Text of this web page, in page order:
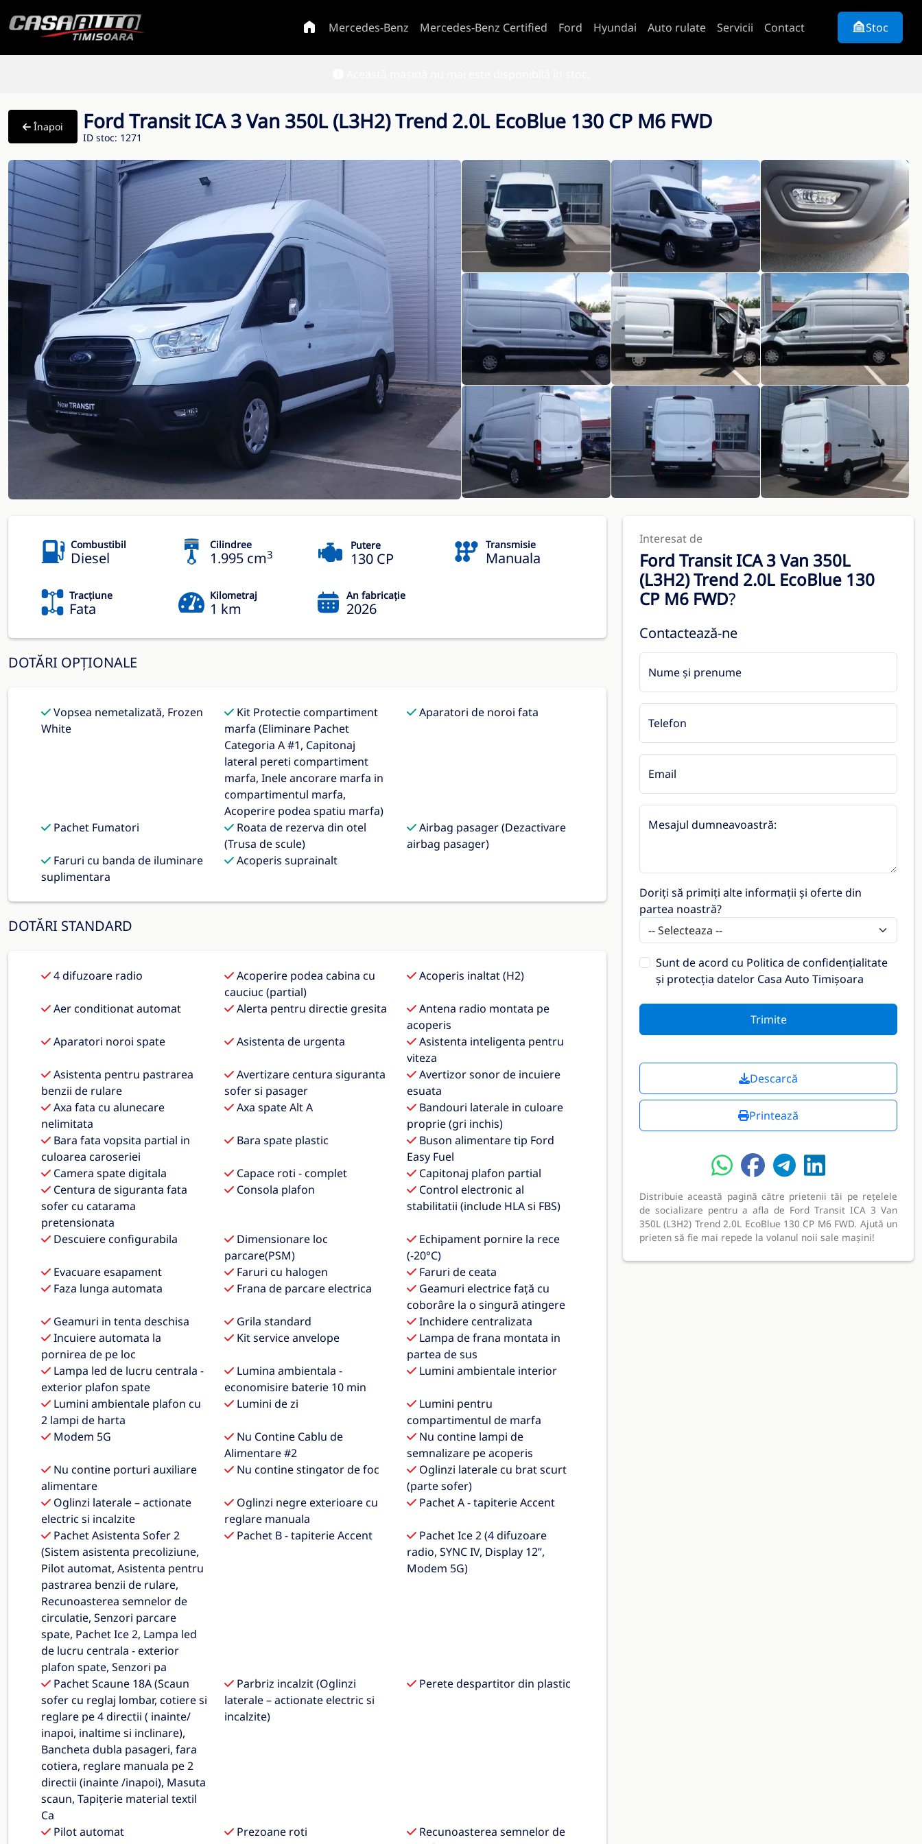
Mercedes-Benz Mercedes-Benz Certified Ford Hyundai Auto rulate Servicii Contact Stoc
Înapoi Ford Transit ICA 3 Van 350L (L3H2) Trend 2.0L EcoBlue 130 CP M6 FWD
ID stoc: 1271
Combustibil
Diesel
Cilindree
1.995 cm3
Putere
130 CP
Transmisie
Manuala
Tracțiune
Fata
Kilometraj
1 km
An fabricație
2026
DOTĂRI OPȚIONALE
Vopsea nemetalizată, Frozen
White
Kit Protectie compartiment
marfa (Eliminare Pachet
Categoria A #1, Capitonaj
lateral pereti compartiment
marfa, Inele ancorare marfa in
compartimentul marfa,
Acoperire podea spatiu marfa)
Aparatori de noroi fata
Pachet Fumatori
Roata de rezerva din otel
(Trusa de scule)
Airbag pasager (Dezactivare
airbag pasager)
Faruri cu banda de iluminare
suplimentara
Acoperis suprainalt
DOTĂRI STANDARD
4 difuzoare radio
Acoperire podea cabina cu
cauciuc (partial)
Acoperis inaltat (H2)
Aer conditionat automat Alerta pentru directie gresita
Antena radio montata pe
acoperis
Aparatori noroi spate
Asistenta de urgenta
Asistenta inteligenta pentru
viteza
Asistenta pentru pastrarea
benzii de rulare
Avertizare centura siguranta
sofer si pasager
Avertizor sonor de incuiere
esuata
Axa fata cu alunecare
nelimitata
Axa spate Alt A
Bandouri laterale in culoare
proprie (gri inchis)
Bara fata vopsita partial in
culoarea caroseriei
Bara spate plastic
Buson alimentare tip Ford
Easy Fuel
Camera spate digitala
Capace roti - complet
Capitonaj plafon partial
Centura de siguranta fata
sofer cu catarama
pretensionata
Consola plafon
Control electronic al
stabilitatii (include HLA si FBS)
Descuiere configurabila
Dimensionare loc
parcare(PSM)
Echipament pornire la rece
(-20°C)
Evacuare esapament
Faruri cu halogen
Faruri de ceata
Faza lunga automata
Frana de parcare electrica
Geamuri electrice faţă cu
coborâre la o singură atingere
Geamuri in tenta deschisa
Grila standard
Inchidere centralizata
Incuiere automata la
pornirea de pe loc
Kit service anvelope
Lampa de frana montata in
partea de sus
Lampa led de lucru centrala -
exterior plafon spate
Lumina ambientala -
economisire baterie 10 min
Lumini ambientale interior
Lumini ambientale plafon cu
2 lampi de harta
Lumini de zi
Lumini pentru
compartimentul de marfa
Modem 5G
Nu Contine Cablu de
Alimentare #2
Nu contine lampi de
semnalizare pe acoperis
Nu contine porturi auxiliare
alimentare
Nu contine stingator de foc
Oglinzi laterale cu brat scurt
(parte sofer)
Oglinzi laterale – actionate
electric si incalzite
Oglinzi negre exterioare cu
reglare manuala
Pachet A - tapiterie Accent
Pachet Asistenta Sofer 2
(Sistem asistenta precoliziune,
Pilot automat, Asistenta pentru
pastrarea benzii de rulare,
Recunoasterea semnelor de
circulatie, Senzori parcare
spate, Pachet Ice 2, Lampa led
de lucru centrala - exterior
plafon spate, Senzori pa
Pachet B - tapiterie Accent
Pachet Ice 2 (4 difuzoare
radio, SYNC IV, Display 12”,
Modem 5G)
Pachet Scaune 18A (Scaun
sofer cu reglaj lombar, cotiere si
reglare pe 4 directii ( inainte/
inapoi, inaltime si inclinare),
Bancheta dubla pasageri, fara
cotiera, reglare manuala pe 2
directii (inainte /inapoi), Masuta
scaun, Tapițerie material textil
Ca
Parbriz incalzit (Oglinzi
laterale – actionate electric si
incalzite)
Perete despartitor din plastic
Pilot automat Prezoane roti
Recunoasterea semnelor de
Interesat de
Ford Transit ICA 3 Van 350L
(L3H2) Trend 2.0L EcoBlue 130
CP M6 FWD?
Contactează-ne
Nume și prenume
Telefon
Email
Mesajul dumneavoastră:
Doriți să primiți alte informații și oferte din
partea noastră?
Sunt de acord cu Politica de confidențialitate
și protecția datelor Casa Auto Timișoara
Trimite
Descarcă
Printează
Distribuie această pagină către prietenii tăi pe rețelele
de socializare pentru a afla de Ford Transit ICA 3 Van
350L (L3H2) Trend 2.0L EcoBlue 130 CP M6 FWD. Ajută un
prieten să fie mai repede la volanul noii sale mașini!